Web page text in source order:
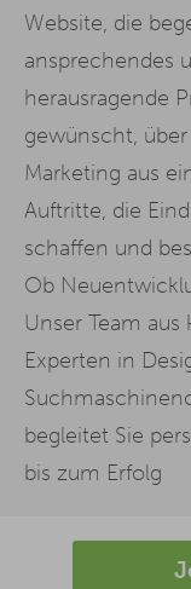
Website, die
ansprechendes
herausragende
gewünscht,
Marketing aus
Auftritte, die
schaffen und
Ob
Unser Team
Experten in
begleitet Sie
bis zum Erfolg